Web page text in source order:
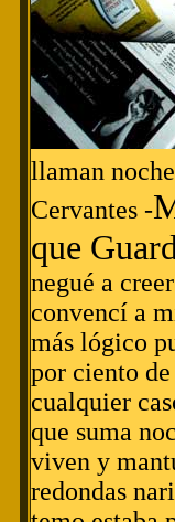
llaman
Cervantes -
que
negué a
convencí a
más lógico
por ciento
cualquier
que suma
viven y
redondas